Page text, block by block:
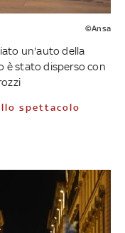
©Ansa
un'auto della
è stato disperso con